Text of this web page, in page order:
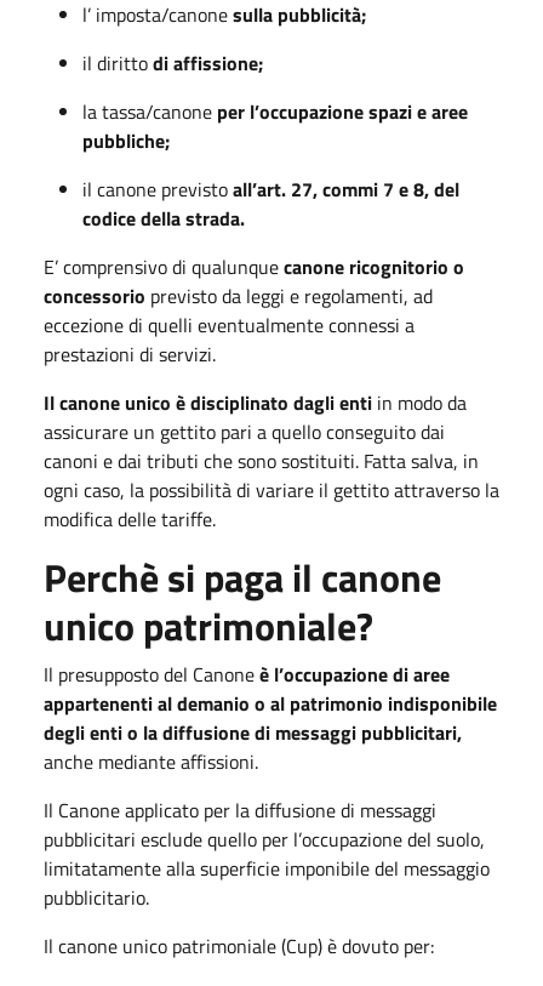
l’ imposta/canonesulla pubblicità;
il dirittodi affissione;
la tassa/canone per l’occupazione spazi e aree
pubbliche;
il canone previstoall’art. 27, commi 7 e 8, del
codice della strada.
E’ comprensivo di qualunquecanone ricognitorio o
concessorio previsto da leggi e regolamenti, ad
eccezione di quelli eventualmente connessi a
prestazioni di servizi.
Il canone unico è disciplinato dagli enti in modo da
assicurare un gettito pari a quello conseguito dai
canoni e dai tributi che sono sostituiti. Fatta salva, in
ogni caso, la possibilità di variare il gettito attraverso la
modifica delle tariffe.
Perchè si paga il canone
unico patrimoniale?
Il presupposto del Canoneè l’occupazione di aree
appartenenti al demanio o al patrimonio indisponibile
degli enti o la diffusione di messaggi pubblicitari,
anche mediante affissioni.
Il Canone applicato per la diffusione di messaggi
pubblicitari esclude quello per l’occupazione del suolo,
limitatamente alla superficie imponibile del messaggio
pubblicitario.
Il canone unico patrimoniale (Cup) è dovuto per: